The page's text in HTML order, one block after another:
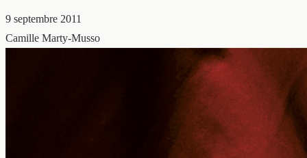
9 septembre 2011
Camille Marty-Musso